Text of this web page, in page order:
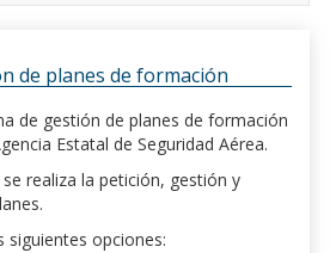
de planes de formación
de gestión de planes de formación
Estatal de Seguridad Aérea.
realiza la petición, gestión y
siguientes opciones: